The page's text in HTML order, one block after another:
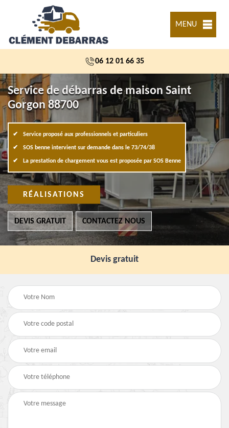
MENU
06 12 01 66 35
Service de débarras de maison Saint
Gorgon 88700
Service proposé aux professionnels et particuliers
SOS benne intervient sur demande dans le 73/74/38
La prestation de chargement vous est proposée par SOS Benne
RÉALISATIONS
DEVIS GRATUIT CONTACTEZ NOUS
Devis gratuit